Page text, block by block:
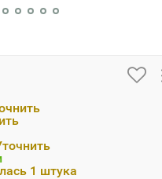
1 штука